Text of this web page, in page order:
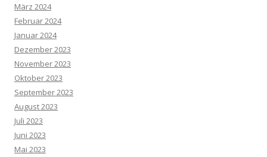
März 2024
Februar 2024
Januar 2024
Dezember 2023
November 2023
Oktober 2023
September 2023
August 2023
Juli 2023
Juni 2023
Mai 2023